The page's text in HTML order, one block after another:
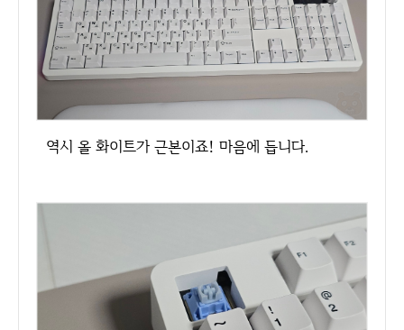
역시 올 화이트가 근본이죠! 마음에 듭니다.